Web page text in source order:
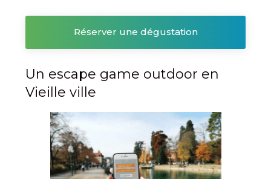
Réserver une dégustation
Un escape game outdoor en
Vieille ville